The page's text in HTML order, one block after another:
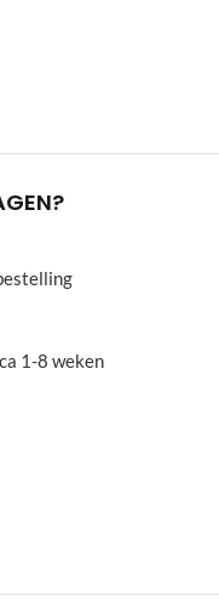
1-8 weken
een indicatie.